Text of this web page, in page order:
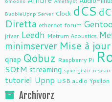
BubbleUpnp Server Clock dCS
Diretta ethernet forum
jriver Leedh Metrum Acoustics
minimserver Mise à jour
qnap Qobuz Raspberry Pi
SOtM streaming synergistic
tutoriel Upnp USB audio Ypsilon
Archivorz